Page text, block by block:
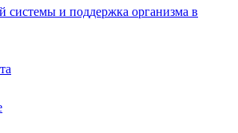
системы и поддержка организма в